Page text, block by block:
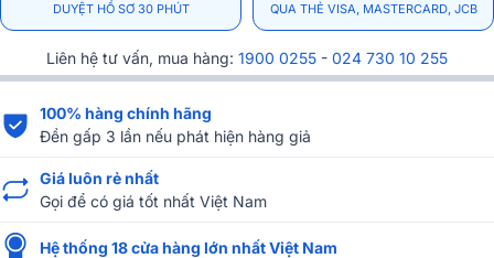
DUYỆT HỒ SƠ 30 PHÚT QUA THẺ VISA, MASTERCARD, JCB
Liên hệ tư vấn, mua hàng: 1900 0255 - 024 730 10 255
100% hàng chính hãng
Đền gấp 3 lần nếu phát hiện hàng giả
Giá luôn rẻ nhất
Gọi để có giá tốt nhất Việt Nam
Hệ thống 18 cửa hàng lớn nhất Việt Nam